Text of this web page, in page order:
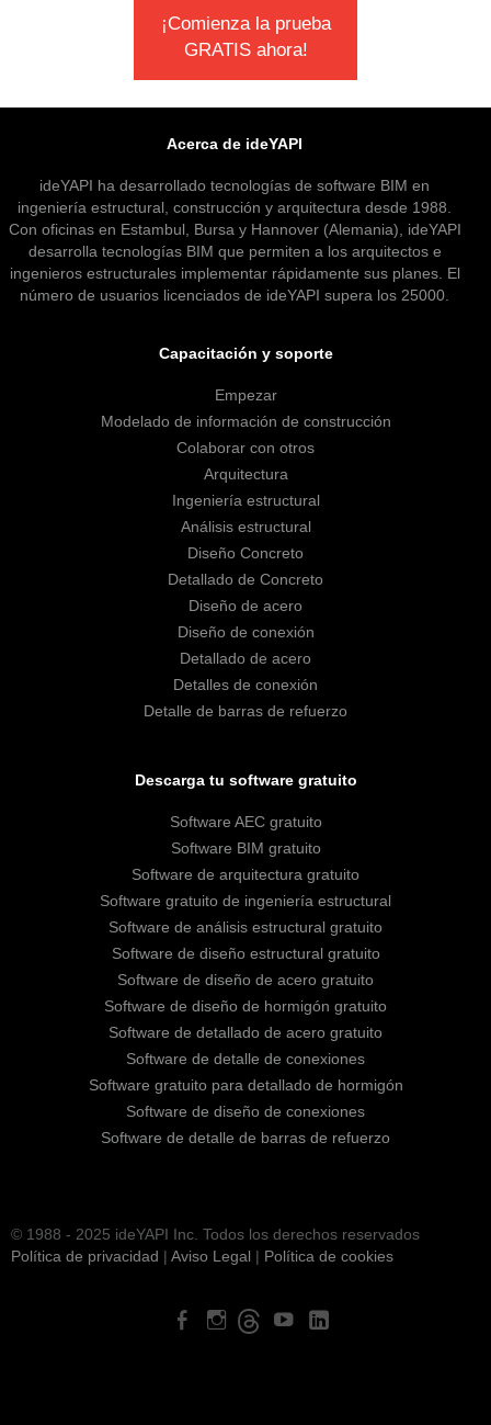
¡Comienza la prueba
GRATIS ahora!
Acerca de ideYAPI
ideYAPI ha desarrollado tecnologías de software BIM en
ingeniería estructural, construcción y arquitectura desde 1988.
Con oficinas en Estambul, Bursa y Hannover (Alemania), ideYAPI
desarrolla tecnologías BIM que permiten a los arquitectos e
ingenieros estructurales implementar rápidamente sus planes. El
número de usuarios licenciados de ideYAPI supera los 25000.
Capacitación y soporte
Empezar
Modelado de información de construcción
Colaborar con otros
Arquitectura
Ingeniería estructural
Análisis estructural
Diseño Concreto
Detallado de Concreto
Diseño de acero
Diseño de conexión
Detallado de acero
Detalles de conexión
Detalle de barras de refuerzo
Descarga tu software gratuito
Software AEC gratuito
Software BIM gratuito
Software de arquitectura gratuito
Software gratuito de ingeniería estructural
Software de análisis estructural gratuito
Software de diseño estructural gratuito
Software de diseño de acero gratuito
Software de diseño de hormigón gratuito
Software de detallado de acero gratuito
Software de detalle de conexiones
Software gratuito para detallado de hormigón
Software de diseño de conexiones
Software de detalle de barras de refuerzo
© 1988 - 2025 ideYAPI Inc. Todos los derechos reservados
Política de privacidad | Aviso Legal | Política de cookies